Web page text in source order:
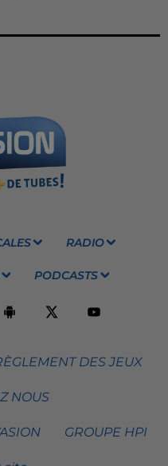
RADIO
PODCASTS
DES JEUX
NOUS
GROUPE HPI